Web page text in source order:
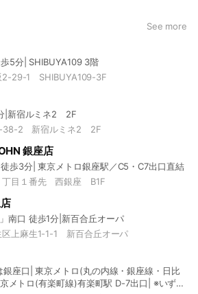
See more
5分| SHIBUYA109 3階
2-29-1 SHIBUYA109-3F
|新宿ルミネ2 2F
38-2 新宿ルミネ2 2F
銀座店
歩3分| 東京メトロ銀座駅／C5・C7出口直結
丁目１番先 西銀座 B1F
南口 徒歩1分|新百合丘オーパ
区上麻生1-1-1 新百合丘オーパ
座口| 東京メトロ(丸の内線・銀座線・日比
メトロ(有楽町線)有楽町駅 D-7出口| ※いずれ